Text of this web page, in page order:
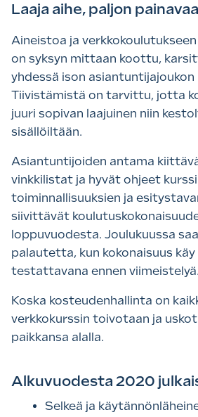
Laaja aihe, paljon
Aineistoa ja
on syksyn mittaan koottu,
yhdessä ison asiantuntijajoukon
Tiivistämistä on tarvittu, jotta
juuri sopivan laajuinen niin
sisällöiltään.
Asiantuntijoiden antama
vinkkilistat ja hyvät ohjeet
toiminnallisuuksien ja
siivittävät
loppuvuodesta. Joulukuussa
palautetta, kun kokonaisuus
testattavana ennen viimeistelyä.
Koska kosteudenhallinta on
verkkokurssin toivotaan ja
paikkansa alalla.
Alkuvuodesta 2020
Selkeä ja